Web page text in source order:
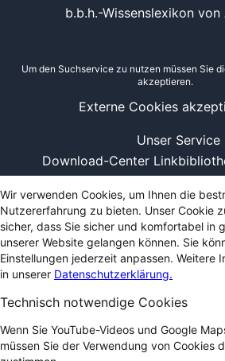
Unser Service
Download-Center
b.b.h.-Wissenslexikon von
Um den Suchservice zu nutzen müssen Sie
akzeptieren.
Externe Cookies
Wir verwenden Cookies, um Ihnen die
Nutzererfahrung zu bieten. Unser Cookie
sicher, dass Sie sicher und komfortabel in
unserer Website gelangen können. Sie
Einstellungen jederzeit anpassen. Weitere
in unserer Datenschutzerklärung.
Technisch notwendige Cookies
Wenn Sie YouTube-Videos und Google
müssen Sie der Verwendung von Cookies